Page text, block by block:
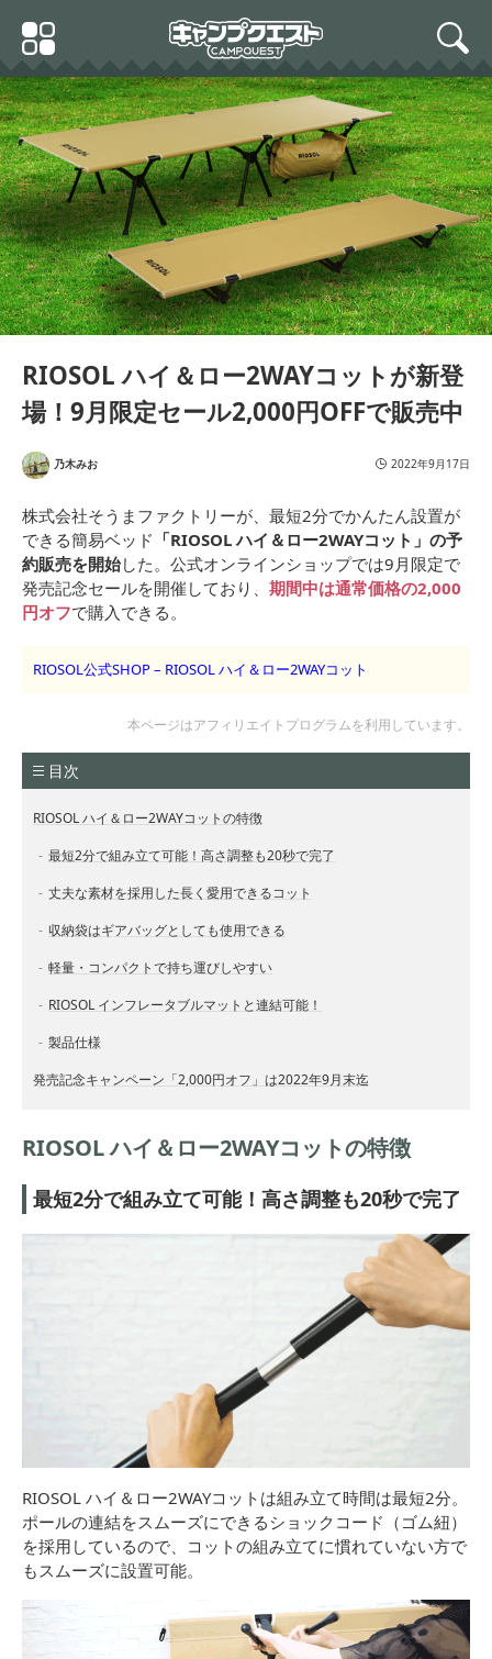
Primary
Menu
search
RIOSOL ハイ＆ロー2WAYコットが新登
場！9月限定セール2,000円OFFで販売中
乃木みお 2022年9月17日
株式会社そうまファクトリーが、 最短2分でかんたん設置が
できる簡易ベッド 「RIOSOL ハイ＆ロー2WAYコット」の予
約販売を開始した。公式オンラインショップでは9月限定で
発売記念セールを開催しており、 期間中は通常価格の2,000
円オフで購入できる。
RIOSOL公式SHOP – RIOSOL ハイ＆ロー2WAYコット
本ページはアフィリエイトプログラムを利用しています。
目次
RIOSOL ハイ＆ロー2WAYコットの特徴
最短2分で組み立て可能！高さ調整も20秒で完了
丈夫な素材を採用した長く愛用できるコット
収納袋はギアバッグとしても使用できる
軽量・コンパクトで持ち運びしやすい
RIOSOL インフレータブルマットと連結可能！
製品仕様
発売記念キャンペーン「2,000円オフ」は2022年9月末迄
RIOSOL ハイ＆ロー2WAYコットの特徴
最短2分で組み立て可能！高さ調整も20秒で完了
RIOSOL ハイ＆ロー2WAYコットは組み立て時間は最短2分。
ポールの連結をスムーズにできるショックコード（ゴム紐）
を採用しているので、コットの組み立てに慣れていない方で
もスムーズに設置可能。
22年最新 コット キャンプ
アウトドア ベッド ベンチ
荷物置き 簡易ベッド ハイ
＆ロー High low 2way キ
ャンプベッド レジャー 軽
量 アルミ ポリエステル 頑
丈 安定感 耐荷重150kg バ
収納袋付き RIOSOL